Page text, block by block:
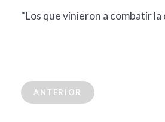
"Los que vinieron a combatir
ANTERIOR